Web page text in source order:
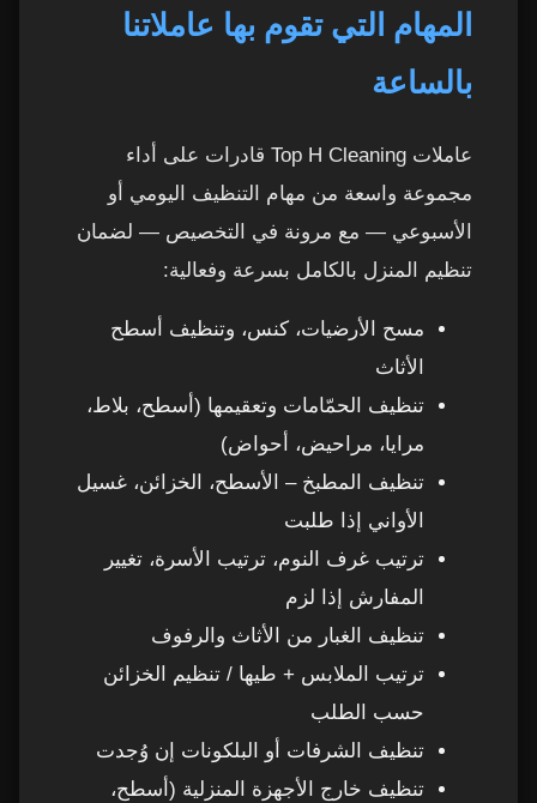
23 5. تنظيف الأسطح والغبار
ماذا لا يشمل تنظيف العاملات؟
بالساعة في عجمان؟
27
كيف نضمن لكم أفضل خدمة عاملات بالساعة في
28 1. تدريب احترافي للعاملات
29 2. أدوات ومواد تنظيف آمنة
31 4. إمكانية اختيار نفس العاملة
المهام التي تقوم بها عاملاتنا
بالساعة
عاملات Top H Cleaning قادرات على أداء
مجموعة واسعة من مهام التنظيف اليومي أو
الأسبوعي — مع مرونة في التخصيص — لضمان
تنظيم المنزل بالكامل بسرعة وفعالية:
مسح الأرضيات، كنس، وتنظيف أسطح
الأثاث
تنظيف الحمّامات وتعقيمها (أسطح، بلاط،
مرايا، مراحيض، أحواض)
تنظيف المطبخ – الأسطح، الخزائن، غسيل
الأواني إذا طلبت
ترتيب غرف النوم، ترتيب الأسرة، تغيير
المفارش إذا لزم
تنظيف الغبار من الأثاث والرفوف
ترتيب الملابس + طيها / تنظيم الخزائن
حسب الطلب
تنظيف الشرفات أو البلكونات إن وُجدت
تنظيف خارج الأجهزة المنزلية (أسطح،